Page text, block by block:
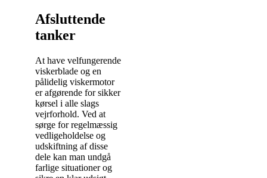
Afsluttende
tanker
At have velfungerende
viskerblade og en
pålidelig viskermotor
er afgørende for sikker
kørsel i alle slags
vejrforhold. Ved at
sørge for regelmæssig
vedligeholdelse og
udskiftning af disse
dele kan man undgå
farlige situationer og